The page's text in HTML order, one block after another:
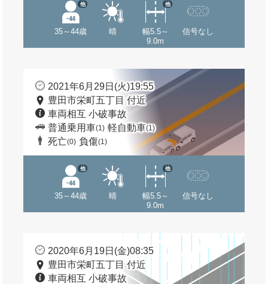
35～44歳
他
晴
幅5.5～
9.0m
他
信号なし
2021年6月29日(火)19:55
豊田市栄町五丁目 付近
車両相互 小破事故
普通乗用車(1) 軽自動車(1)
死亡(0) 負傷(1)
35～44歳
他
晴
幅5.5～
9.0m
他
信号なし
2020年6月19日(金)08:35
豊田市栄町五丁目 付近
車両相互 小破事故